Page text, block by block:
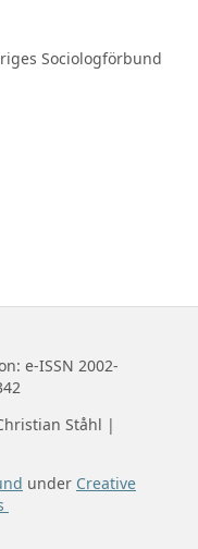
Sociologförbund
e-ISSN 2002-
Ståhl |
under Creative